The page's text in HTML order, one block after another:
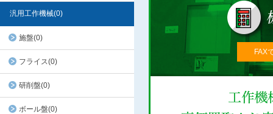
汎用工作機械(0)
施盤(0)
フライス(0)
研削盤(0)
ボール盤(0)
FAX